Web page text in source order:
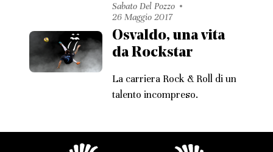
Sabato Del Pozzo
26 Maggio 2017
Osvaldo, una vita
da Rockstar
La carriera Rock & Roll di un
talento incompreso.